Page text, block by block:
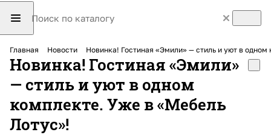
Главная Новости Новинка! Гостиная «Эмили» — стиль и уют в
Новинка! Гостиная «Эмили»
— стиль и уют в одном
комплекте. Уже в «Мебель
Лотус»!